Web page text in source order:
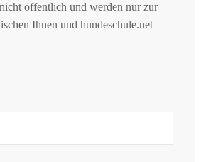
öffentlich und werden nur zur
Ihnen und hundeschule.net